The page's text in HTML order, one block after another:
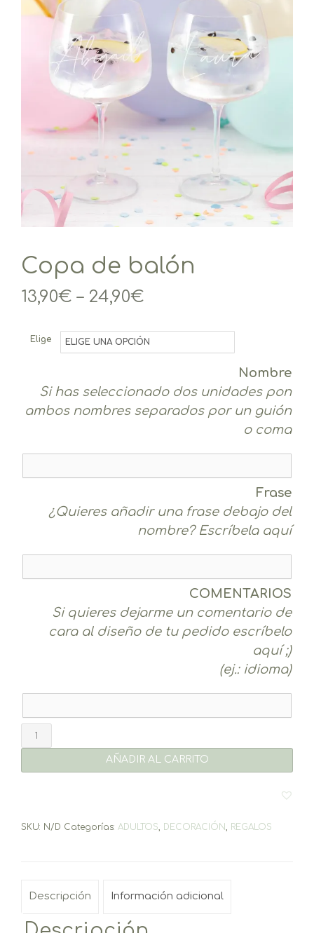
Copa de balón
13,90€ – 24,90€
Elige
Nombre
Si has seleccionado dos unidades pon
ambos nombres separados por un guión
o coma
Frase
¿Quieres añadir una frase debajo del
nombre? Escríbela aquí
COMENTARIOS
Si quieres dejarme un comentario de
cara al diseño de tu pedido escríbelo
aquí ;)
(ej.: idioma)
Copa
de
balón
AÑADIR AL CARRITO
SKU: N/D Categorías: ADULTOS, DECORACIÓN, REGALOS
Descripción Información adicional